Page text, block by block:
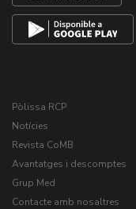
Pòlissa RCP
Notícies
Revista CoMB
Avantatges i descomptes
Grup Med
Contacte amb nosaltres